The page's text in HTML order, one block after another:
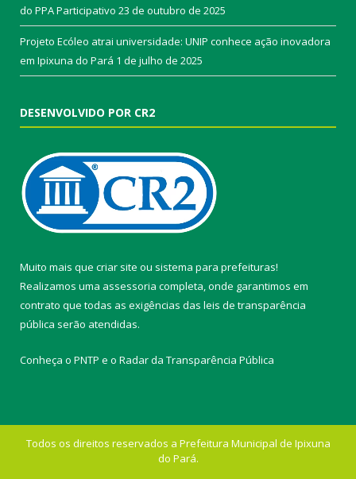
do PPA Participativo 23 de outubro de 2025
Projeto Ecóleo atrai universidade: UNIP conhece ação inovadora
em Ipixuna do Pará 1 de julho de 2025
DESENVOLVIDO POR CR2
Muito mais que criar site ou sistema para prefeituras!
Realizamos uma assessoria completa, onde garantimos em
contrato que todas as exigências das leis de transparência
pública serão atendidas.
Conheça o PNTP e o Radar da Transparência Pública
Todos os direitos reservados a Prefeitura Municipal de Ipixuna
do Pará.